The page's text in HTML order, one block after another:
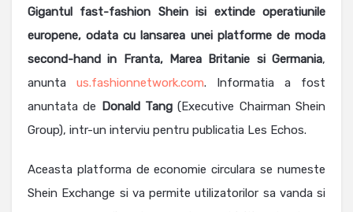
Gigantul fast-fashion Shein isi extinde operatiunile
europene, odata cu lansarea unei platforme de moda
second-hand in Franta, Marea Britanie si Germania,
anunta us.fashionnetwork.com. Informatia a fost
anuntata de Donald Tang (Executive Chairman Shein
Group), intr-un interviu pentru publicatia Les Echos.
Aceasta platforma de economie circulara se numeste
Shein Exchange si va permite utilizatorilor sa vanda si